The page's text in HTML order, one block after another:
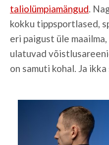
taliolümpiamängud.
kokku tippsportlased,
eri paigust üle
ulatuvad
on samuti kohal. Ja